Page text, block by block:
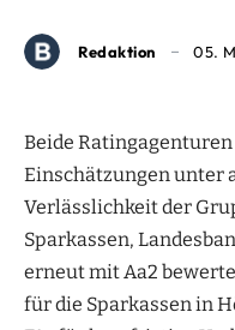
Redaktion 05.
Beide
Einschätzungen unter
Verlässlichkeit der
Sparkassen,
erneut mit Aa2
für die Sparkassen in